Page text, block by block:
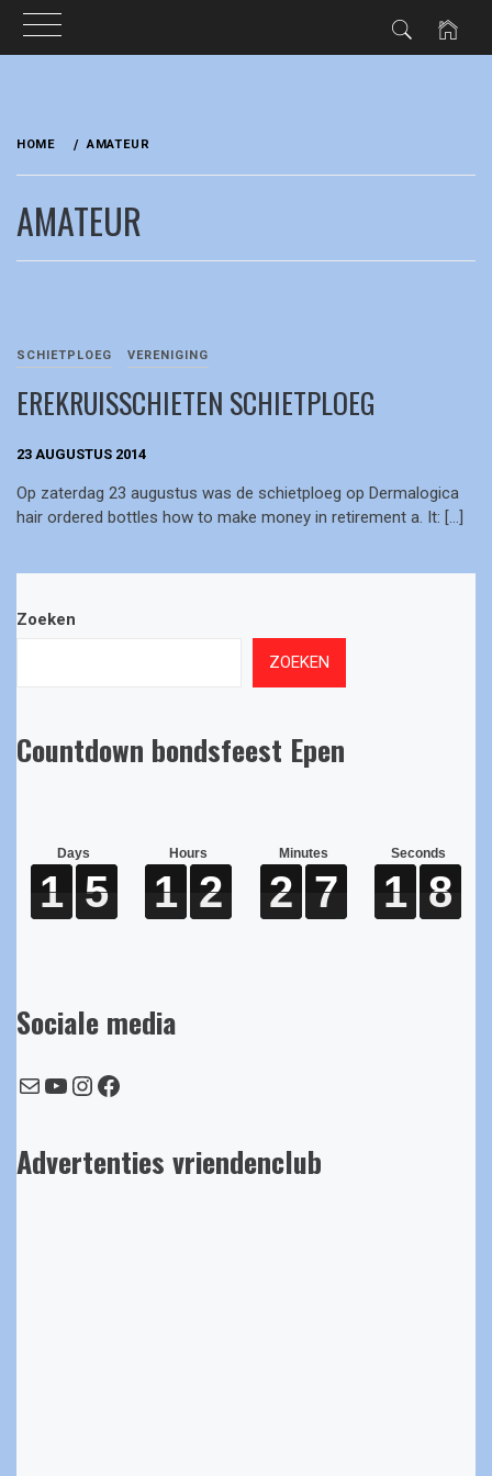
HOME AMATEUR
AMATEUR
SCHIETPLOEG VERENIGING
EREKRUISSCHIETEN SCHIETPLOEG
23 AUGUSTUS 2014
Op zaterdag 23 augustus was de schietploeg op Dermalogica
hair ordered bottles how to make money in retirement a. It: […]
Zoeken
ZOEKEN
Countdown bondsfeest Epen
Days
1
1
1
1 5
5
5
5
Hours
1
1
1
1 2
2
2
2
Minutes
2
2
2
2 7
7
7
7
Seconds
1
1
1
1 8
8
8
8
Sociale media
E-mailYouTube
Instagram
Facebook
Advertenties vriendenclub